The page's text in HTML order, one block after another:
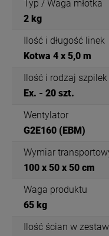
Typ / Waga młotka
2 kg
Ilość i długość linek
Kotwa 4 x 5,0 m
Ilość i rodzaj szpilek
Ex. - 20 szt.
Wentylator
G2E160 (EBM)
Wymiar
100 x 50 x 50 cm
Waga produktu
65 kg
Ilość ścian w